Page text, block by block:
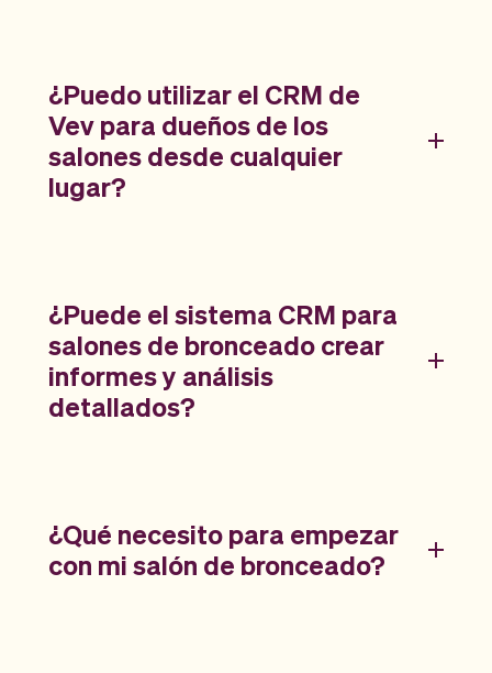
¿Puedo utilizar el CRM de
Vev para dueños de los
salones desde cualquier
lugar?
¿Puede el sistema CRM para
salones de bronceado crear
informes y análisis
detallados?
¿Qué necesito para empezar
con mi salón de bronceado?